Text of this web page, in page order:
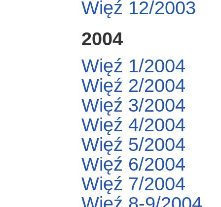
Więź 12/2003
2004
Więź 1/2004
Więź 2/2004
Więź 3/2004
Więź 4/2004
Więź 5/2004
Więź 6/2004
Więź 7/2004